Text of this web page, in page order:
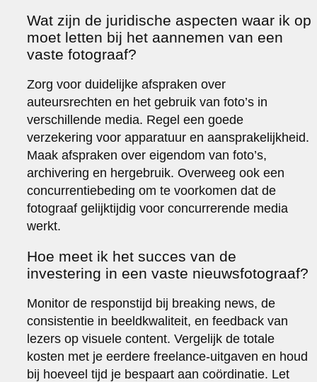
Wat zijn de juridische aspecten waar ik op
moet letten bij het aannemen van een
vaste fotograaf?
Zorg voor duidelijke afspraken over
auteursrechten en het gebruik van foto’s in
verschillende media. Regel een goede
verzekering voor apparatuur en aansprakelijkheid.
Maak afspraken over eigendom van foto’s,
archivering en hergebruik. Overweeg ook een
concurrentiebeding om te voorkomen dat de
fotograaf gelijktijdig voor concurrerende media
werkt.
Hoe meet ik het succes van de
investering in een vaste nieuwsfotograaf?
Monitor de responstijd bij breaking news, de
consistentie in beeldkwaliteit, en feedback van
lezers op visuele content. Vergelijk de totale
kosten met je eerdere freelance-uitgaven en houd
bij hoeveel tijd je bespaart aan coördinatie. Let